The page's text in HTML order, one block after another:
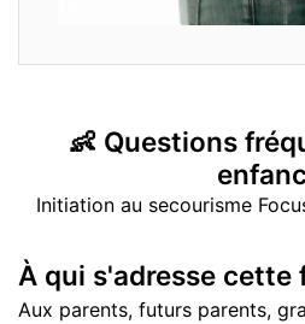
👶 Questions
Initiation au secourisme
À qui s'adresse cette
Aux parents, futurs parents,